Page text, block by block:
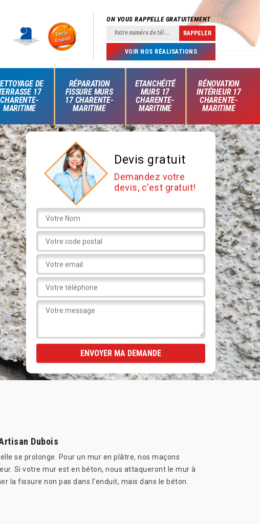
ON VOUS RAPPELLE GRATUITEMENT
VOIR NOS RÉALISATIONS
DE
17
CHARENTE-
MARITIME
RÉPARATION
FISSURE MURS
17 CHARENTE-
MARITIME
ETANCHÉITÉ
MURS 17
CHARENTE-
MARITIME
RÉNOVATION
INTÉRIEUR 17
CHARENTE-
MARITIME
Devis gratuit
Demandez votre
devis, c'est gratuit!
Dubois
se prolonge. Pour un mur en plâtre, nos maçons
Si votre mur est en béton, nous attaqueront le mur à
la fissure non pas dans l’enduit, mais dans le béton.